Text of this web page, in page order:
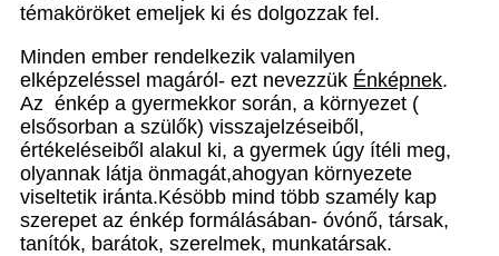
témaköröket emeljek ki és dolgozzak fel.
Minden ember rendelkezik valamilyen
elképzeléssel magáról- ezt nevezzük Énképnek.
Az énkép a gyermekkor során, a környezet (
elsősorban a szülők) visszajelzéseiből,
értékeléseiből alakul ki, a gyermek úgy ítéli meg,
olyannak látja önmagát,ahogyan környezete
viseltetik iránta.Késöbb mind több szamély kap
szerepet az énkép formálásában- óvónő, társak,
tanítók, barátok, szerelmek, munkatársak.